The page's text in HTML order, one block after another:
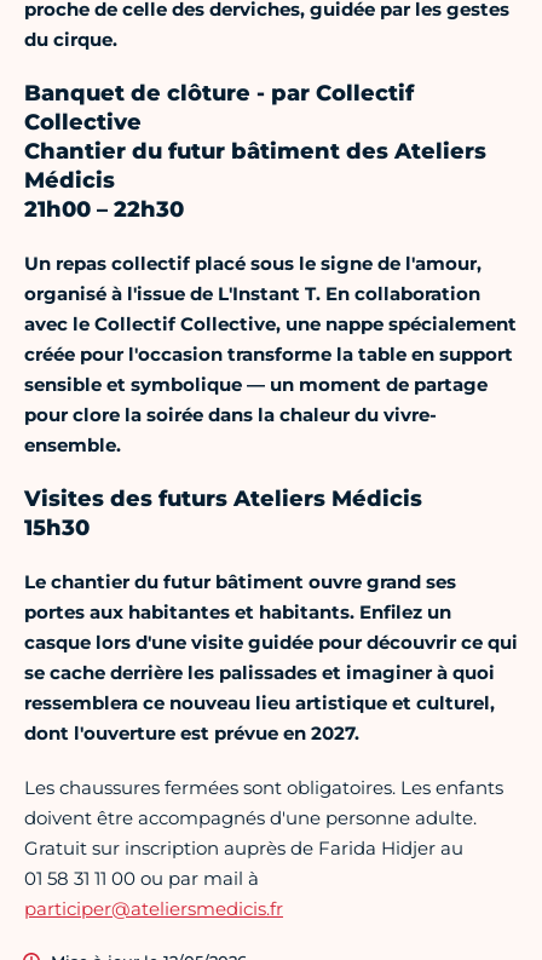
proche de celle des derviches, guidée par les gestes
du cirque.
Banquet de clôture - par Collectif
Collective
Chantier du futur bâtiment des Ateliers
Médicis
21h00 – 22h30
Un repas collectif placé sous le signe de l'amour,
organisé à l'issue de L'Instant T. En collaboration
avec le Collectif Collective, une nappe spécialement
créée pour l'occasion transforme la table en support
sensible et symbolique — un moment de partage
pour clore la soirée dans la chaleur du vivre-
ensemble.
Visites des futurs Ateliers Médicis
15h30
Le chantier du futur bâtiment ouvre grand ses
portes aux habitantes et habitants. Enfilez un
casque lors d'une visite guidée pour découvrir ce qui
se cache derrière les palissades et imaginer à quoi
ressemblera ce nouveau lieu artistique et culturel,
dont l'ouverture est prévue en 2027.
Les chaussures fermées sont obligatoires. Les enfants
doivent être accompagnés d'une personne adulte.
Gratuit sur inscription auprès de Farida Hidjer au
01 58 31 11 00 ou par mail à
participer@ateliersmedicis.fr